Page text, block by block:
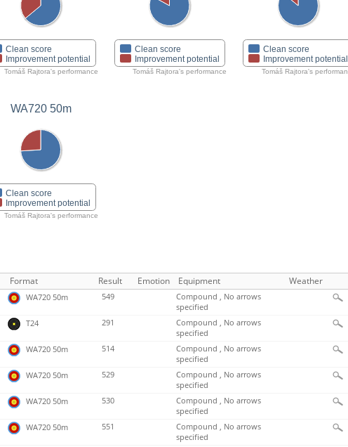
Clean score
Improvement potential
Tomáš Rajtora's performance
Clean score
Improvement potential
Tomáš Rajtora's performance
Clean score
Improvement potential
Tomáš Rajtora's
WA720 50m
Clean score
Improvement potential
Tomáš Rajtora's performance
Format Result Emotion Equipment Weather
WA720 50m 549
Compound , No arrows
specified
T24 291
Compound , No arrows
specified
WA720 50m 514
Compound , No arrows
specified
WA720 50m 529
Compound , No arrows
specified
WA720 50m 530
Compound , No arrows
specified
WA720 50m 551
Compound , No arrows
specified